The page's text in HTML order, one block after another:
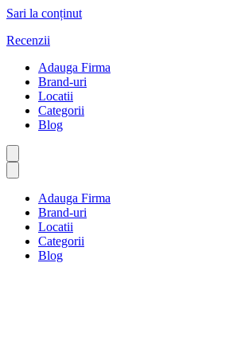
Sari la conținut
Recenzii
Adauga Firma
Brand-uri
Locatii
Categorii
Blog
Adauga Firma
Brand-uri
Locatii
Categorii
Blog